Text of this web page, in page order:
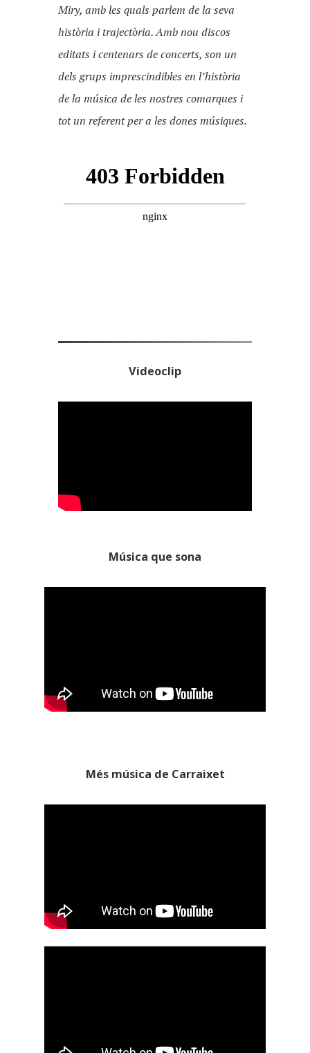
Miry, amb les quals parlem de la seva
història i trajectòria. Amb nou discos
editats i centenars de concerts, son un
dels grups imprescindibles en l’història
de la música de les nostres comarques i
tot un referent per a les dones músiques.
Videoclip
Música que sona
Més música de Carraixet